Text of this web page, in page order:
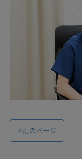
< 前のページ